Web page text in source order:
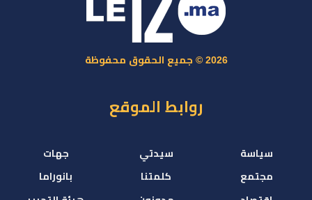
2026 © جميع الحقوق محفوظة
روابط الموقع
سياسة
مجتمع
سيدتي
كلمتنا
جهات
بانوراما